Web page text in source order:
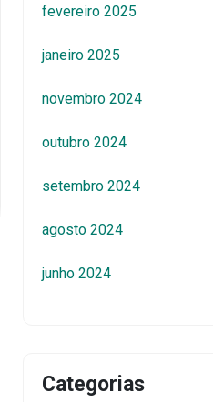
fevereiro 2025
janeiro 2025
novembro 2024
outubro 2024
setembro 2024
agosto 2024
junho 2024
Categorias